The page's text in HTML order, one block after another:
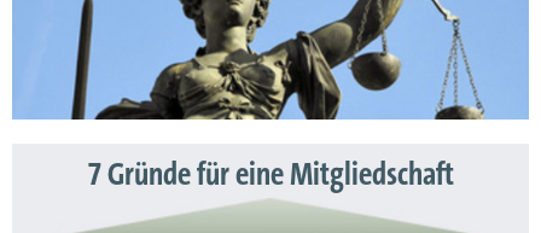
7 Gründe für eine Mitgliedschaft